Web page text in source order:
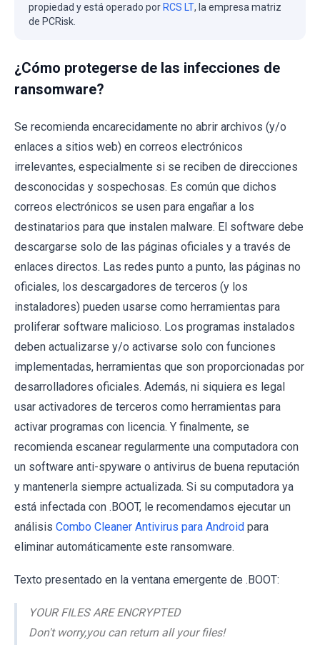
propiedad y está operado por RCS LT, la empresa matriz
de PCRisk.
¿Cómo protegerse de las infecciones de
ransomware?
Se recomienda encarecidamente no abrir archivos (y/o
enlaces a sitios web) en correos electrónicos
irrelevantes, especialmente si se reciben de direcciones
desconocidas y sospechosas. Es común que dichos
correos electrónicos se usen para engañar a los
destinatarios para que instalen malware. El software debe
descargarse solo de las páginas oficiales y a través de
enlaces directos. Las redes punto a punto, las páginas no
oficiales, los descargadores de terceros (y los
instaladores) pueden usarse como herramientas para
proliferar software malicioso. Los programas instalados
deben actualizarse y/o activarse solo con funciones
implementadas, herramientas que son proporcionadas por
desarrolladores oficiales. Además, ni siquiera es legal
usar activadores de terceros como herramientas para
activar programas con licencia. Y finalmente, se
recomienda escanear regularmente una computadora con
un software anti-spyware o antivirus de buena reputación
y mantenerla siempre actualizada. Si su computadora ya
está infectada con .BOOT, le recomendamos ejecutar un
análisis Combo Cleaner Antivirus para Android para
eliminar automáticamente este ransomware.
Texto presentado en la ventana emergente de .BOOT:
YOUR FILES ARE ENCRYPTED
Don't worry,you can return all your files!